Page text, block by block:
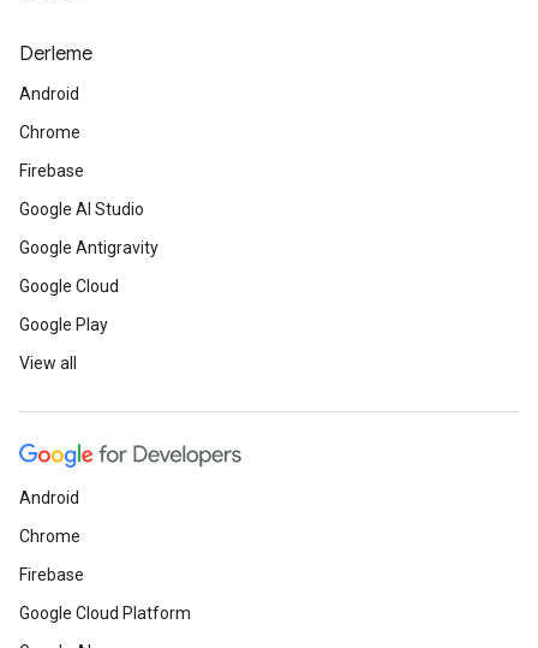
Derleme
Android
Chrome
Firebase
Google AI Studio
Google Antigravity
Google Cloud
Google Play
View all
Android
Chrome
Firebase
Google Cloud Platform